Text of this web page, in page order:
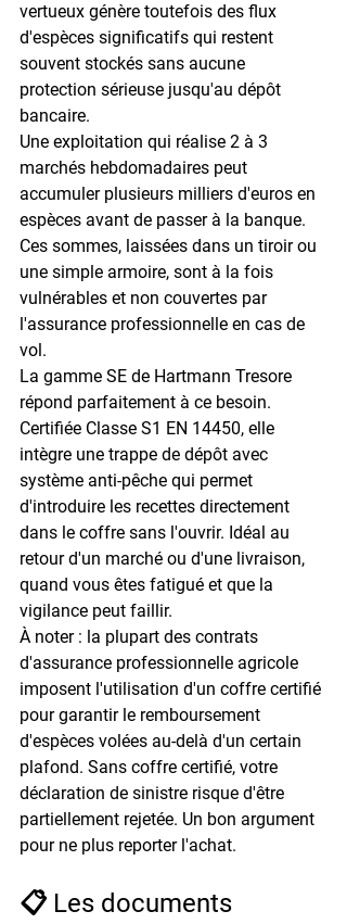
vertueux génère toutefois des flux
d'espèces significatifs qui restent
souvent stockés sans aucune
protection sérieuse jusqu'au dépôt
bancaire.
Une exploitation qui réalise 2 à 3
marchés hebdomadaires peut
accumuler plusieurs milliers d'euros en
espèces avant de passer à la banque.
Ces sommes, laissées dans un tiroir ou
une simple armoire, sont à la fois
vulnérables et non couvertes par
l'assurance professionnelle en cas de
vol.
La gamme SE de Hartmann Tresore
répond parfaitement à ce besoin.
Certifiée Classe S1 EN 14450, elle
intègre une trappe de dépôt avec
système anti-pêche qui permet
d'introduire les recettes directement
dans le coffre sans l'ouvrir. Idéal au
retour d'un marché ou d'une livraison,
quand vous êtes fatigué et que la
vigilance peut faillir.
À noter : la plupart des contrats
d'assurance professionnelle agricole
imposent l'utilisation d'un coffre certifié
pour garantir le remboursement
d'espèces volées au-delà d'un certain
plafond. Sans coffre certifié, votre
déclaration de sinistre risque d'être
partiellement rejetée. Un bon argument
pour ne plus reporter l'achat.
📋 Les documents